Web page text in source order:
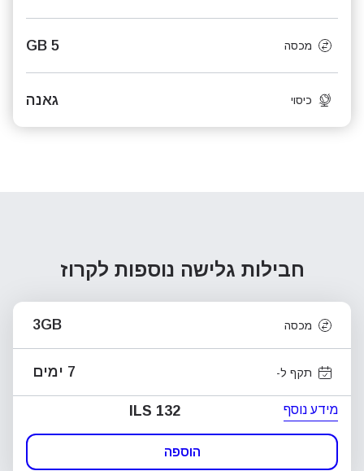
מכסה 5 GB
כיסוי גאנה
חבילות גלישה נוספות לקרוז
מכסה 3GB
תקף ל- 7 ימים
מידע נוסף ILS 132
הוספה